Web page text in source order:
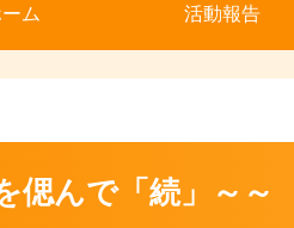
ム 活動報告
偲んで「続」～～